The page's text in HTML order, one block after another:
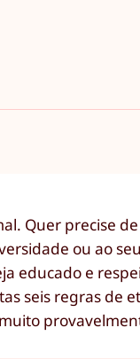
Quer precise
ou ao
educado e
seis regras de